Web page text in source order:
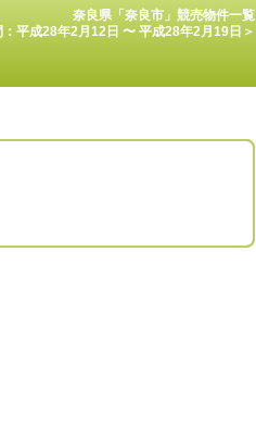
奈良県「奈良市」競売物件一覧
：平成28年2月12日 〜 平成28年2月19日＞